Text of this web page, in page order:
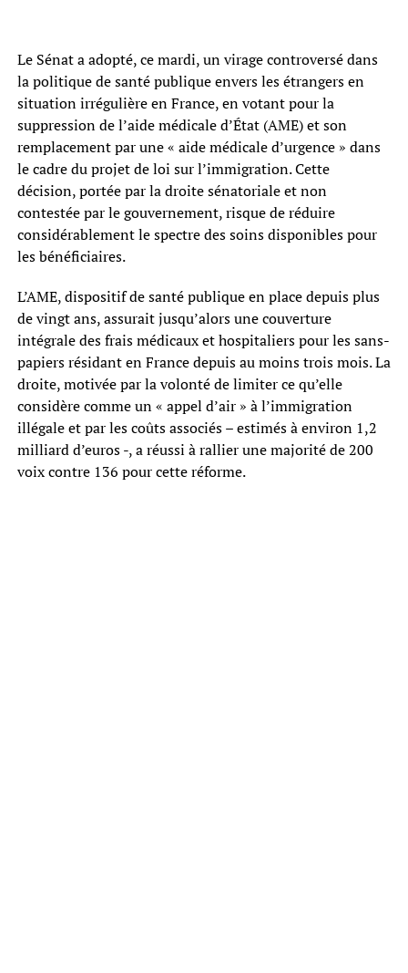
Le Sénat a adopté, ce mardi, un virage controversé dans
la politique de santé publique envers les étrangers en
situation irrégulière en France, en votant pour la
suppression de l’aide médicale d’État (AME) et son
remplacement par une « aide médicale d’urgence » dans
le cadre du projet de loi sur l’immigration. Cette
décision, portée par la droite sénatoriale et non
contestée par le gouvernement, risque de réduire
considérablement le spectre des soins disponibles pour
les bénéficiaires.
L’AME, dispositif de santé publique en place depuis plus
de vingt ans, assurait jusqu’alors une couverture
intégrale des frais médicaux et hospitaliers pour les sans-
papiers résidant en France depuis au moins trois mois. La
droite, motivée par la volonté de limiter ce qu’elle
considère comme un « appel d’air » à l’immigration
illégale et par les coûts associés – estimés à environ 1,2
milliard d’euros -, a réussi à rallier une majorité de 200
voix contre 136 pour cette réforme.